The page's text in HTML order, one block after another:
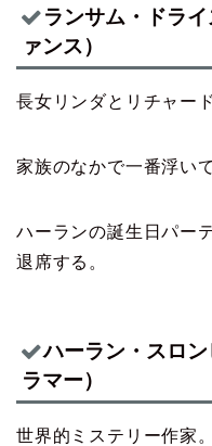
ランサム・ドラ
ァンス）
長女リンダとリチャー
家族のなかで一番浮い
ハーランの誕生日パー
退席する。
ハーラン・スロ
ラマー）
世界的ミステリー作家。